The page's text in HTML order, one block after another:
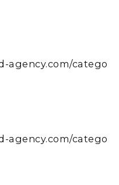
agency.com/catego
agency.com/catego